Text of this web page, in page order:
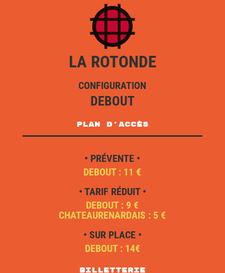
LA ROTONDE
CONFIGURATION
DEBOUT
plan d'accès
• PRÉVENTE •
DEBOUT : 11 €
• TARIF RÉDUIT •
DEBOUT : 9 €
CHATEAURENARDAIS : 5 €
• SUR PLACE •
DEBOUT : 14€
Billetterie